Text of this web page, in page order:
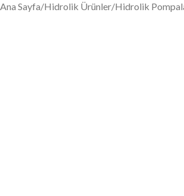
Ana Sayfa/Hidrolik Ürünler/Hidrolik